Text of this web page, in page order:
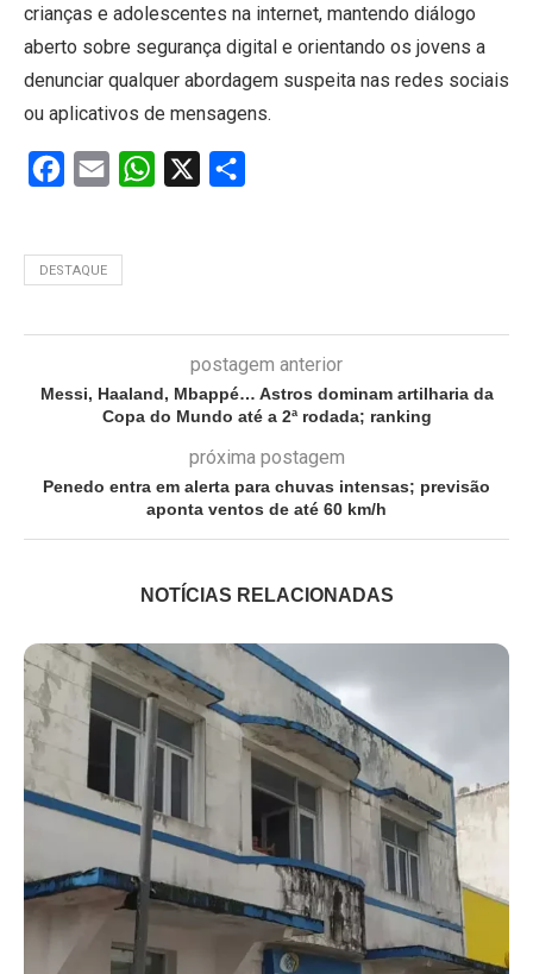
crianças e adolescentes na internet, mantendo diálogo
aberto sobre segurança digital e orientando os jovens a
denunciar qualquer abordagem suspeita nas redes sociais
ou aplicativos de mensagens.
Facebook
Email WhatsApp
DESTAQUE
postagem anterior
Messi, Haaland, Mbappé… Astros dominam artilharia da
Copa do Mundo até a 2ª rodada; ranking
próxima postagem
Penedo entra em alerta para chuvas intensas; previsão
aponta ventos de até 60 km/h
NOTÍCIAS RELACIONADAS